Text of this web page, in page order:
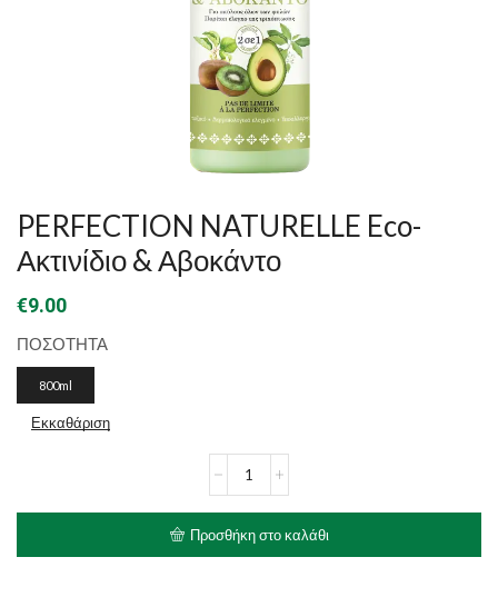
PERFECTION NATURELLE Eco-
Ακτινίδιο & Αβοκάντο
€9.00
ΠΟΣΟΤΗΤΑ
800ml
Εκκαθάριση
NATURELLE
&
Αβοκάντο
Προσθήκη στο καλάθι